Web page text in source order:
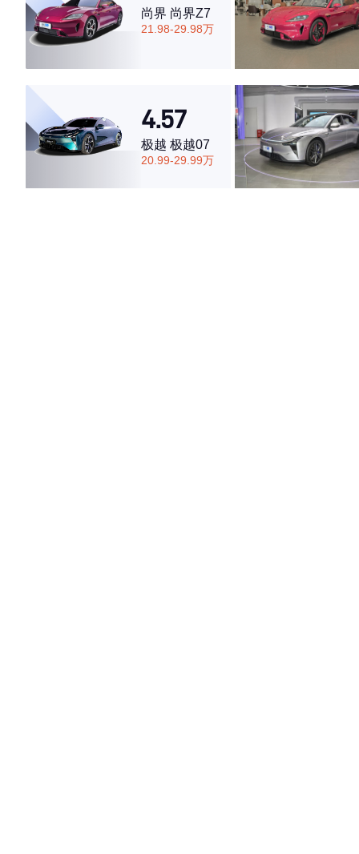
·外观表现一般，低于60%同级车
·空间表现一般，低于79%同级车
尚界 尚界Z7
21.98-29.98万
4.57
极越 极越07
20.99-29.99万